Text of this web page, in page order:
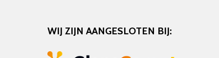
WIJ ZIJN AANGESLOTEN BIJ: